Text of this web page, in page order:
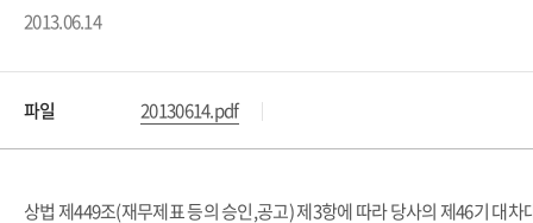
2013.06.14
파일 20130614.pdf
상법 제449조(재무제표 등의 승인,공고) 제3항에 따라 당사의 제46기 대